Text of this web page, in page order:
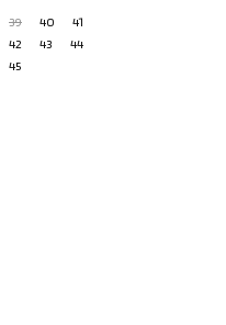
39
40
41
42
43
44
45